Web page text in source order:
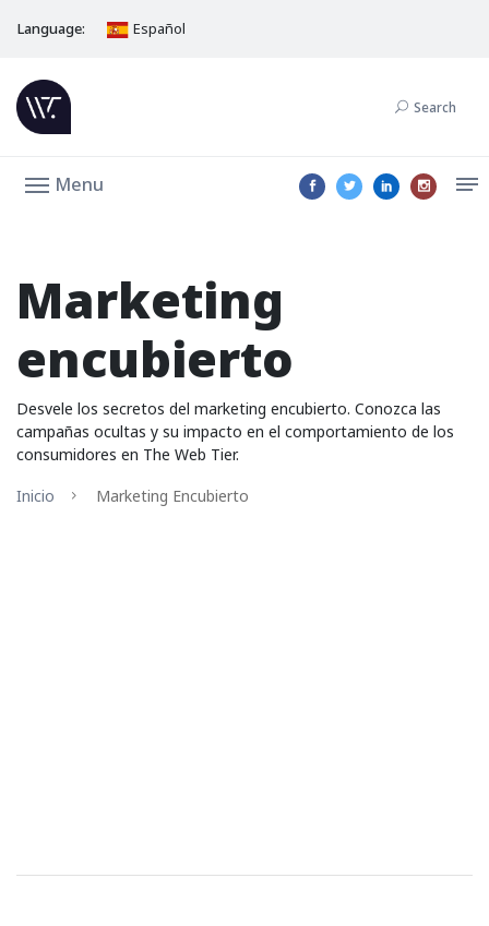
Language: Español
Search
Menu
Marketing
encubierto
Desvele los secretos del marketing encubierto. Conozca las
campañas ocultas y su impacto en el comportamiento de los
consumidores en The Web Tier.
Inicio
Marketing Encubierto